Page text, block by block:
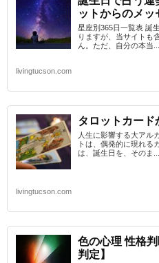
ットからのメッ
星座別365日一覧表 誕
りますが、当サイトも
ん。ただ、自分の本当...
livingtucson.com
タロットカード
人生に影響する大アル
トは、偶発的に現れる
は、誕生日を、そのま...
livingtucson.com
色の心理 性格
判定】